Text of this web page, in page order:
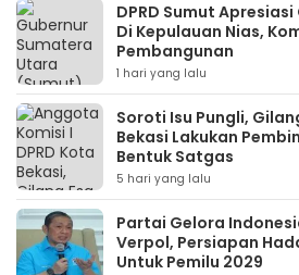
DPRD Sumut
Di Kepulauan Nias,
Pembangunan
1 hari yang lalu
Soroti Isu Pungli,
Bekasi Lakukan
Bentuk Satgas
5 hari yang lalu
Partai Gelora
Verpol, Persiapan
Untuk Pemilu 2029